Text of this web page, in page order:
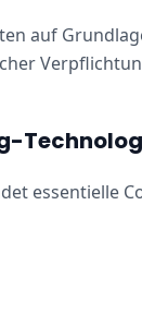
auf
essentielle